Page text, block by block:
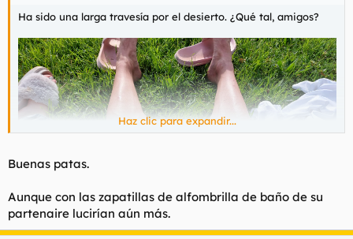
Ha sido una larga travesía por el desierto. ¿Qué tal, amigos?
Haz clic para expandir...
Buenas patas.
Aunque con las zapatillas de alfombrilla de baño de su
partenaire lucirían aún más.